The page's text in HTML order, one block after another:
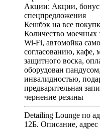
Акции: Акции,
спецпредложения
Кешбэк на все
Количество моечных
Wi-Fi, автомойка
согласованию, кафе,
защитного воска,
оборудован
инвалидностью,
предварительная
чернение резины
Detailing Lounge по
12Б. Описание,